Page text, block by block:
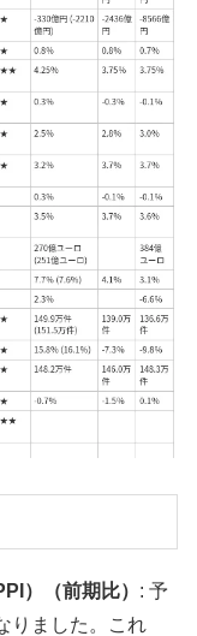
）（前期比） : 予
りました。これ